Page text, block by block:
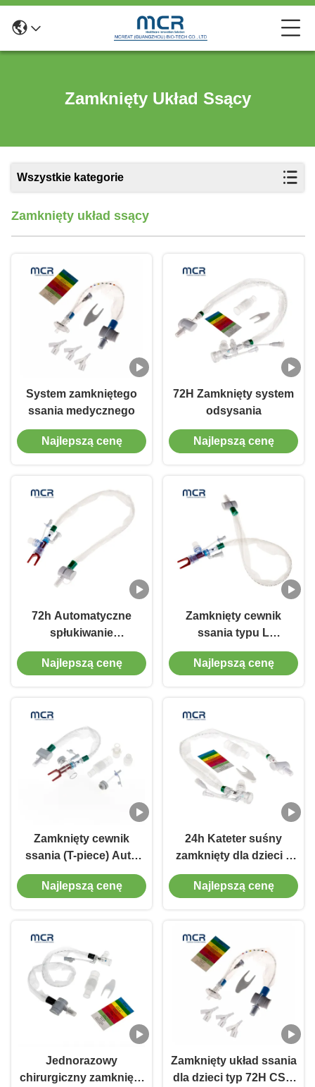
Zamknięty Układ Ssący
Wszystkie kategorie
Zamknięty układ ssący
System zamkniętego
ssania medycznego
Najlepszą cenę
72H Zamknięty system
odsysania
Najlepszą cenę
72h Automatyczne
spłukiwanie
jednorazowy zamknięty
cewnik ssania z
Najlepszą cenę
Zamknięty cewnik
ssania typu L
Automatyczne
spłukiwanie 10fr 72h
Najlepszą cenę
Zamknięty cewnik
ssania (T-piece) Auto
spłukiwanie 72H dla
dorosłych
Najlepszą cenę
24h Kateter suśny
zamknięty dla dzieci z
trzema złączami Y-piece
Najlepszą cenę
Jednorazowy
chirurgiczny zamknięty
Zamknięty układ ssania
dla dzieci typ 72H CSC